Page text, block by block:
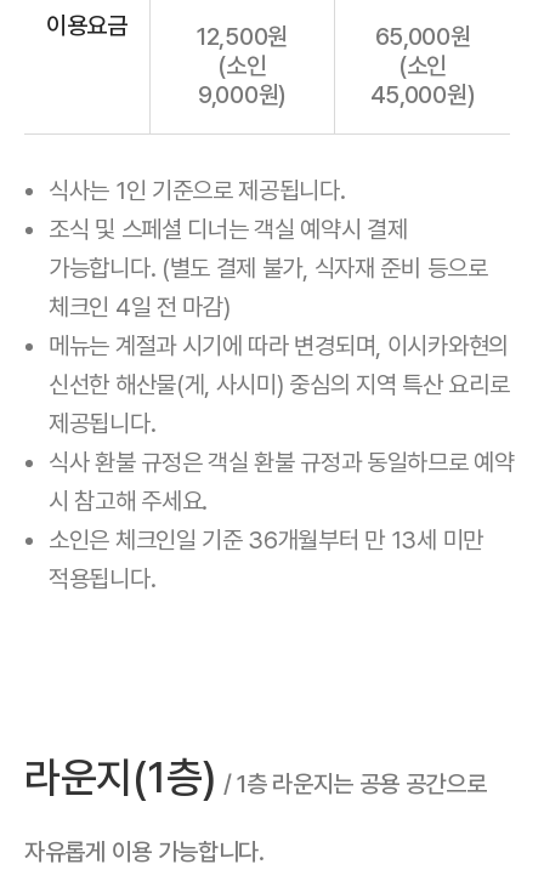
이용요금
12,500원
(소인
9,000원)
65,000원
(소인
45,000원)
식사는 1인 기준으로 제공됩니다.
조식 및 스페셜 디너는 객실 예약시 결제
가능합니다. (별도 결제 불가, 식자재 준비 등으로
체크인 4일 전 마감)
메뉴는 계절과 시기에 따라 변경되며, 이시카와현의
신선한 해산물(게, 사시미) 중심의 지역 특산 요리로
제공됩니다.
식사 환불 규정은 객실 환불 규정과 동일하므로 예약
시 참고해 주세요.
소인은 체크인일 기준 36개월부터 만 13세 미만
적용됩니다.
라운지(1층) / 1층 라운지는 공용 공간으로
자유롭게 이용 가능합니다.